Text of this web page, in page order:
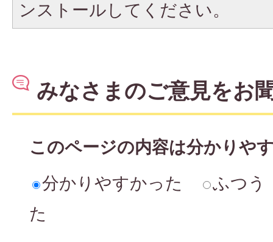
ンストールしてください。
みなさまのご意見をお
このページの内容は分かりや
分かりやすかった
ふつう
た